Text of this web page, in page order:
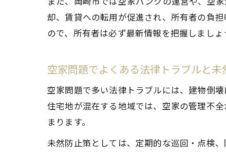
却、賃貸への転用が促進され、所有者の負
ので、所有者は必ず最新情報を把握しましょ
空家問題でよくある法律トラブルと未
空家問題で多い法律トラブルには、建物倒
住宅地が混在する地域では、空家の管理不
まります。
未然防止策としては、定期的な巡回・点検